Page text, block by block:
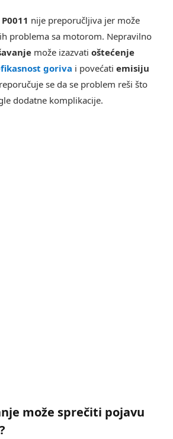
P0011 nije preporučljiva jer može
problema sa motorom. Nepravilno
može izazvati oštećenje
goriva i povećati emisiju
se da se problem reši što
dodatne komplikacije.
može sprečiti pojavu